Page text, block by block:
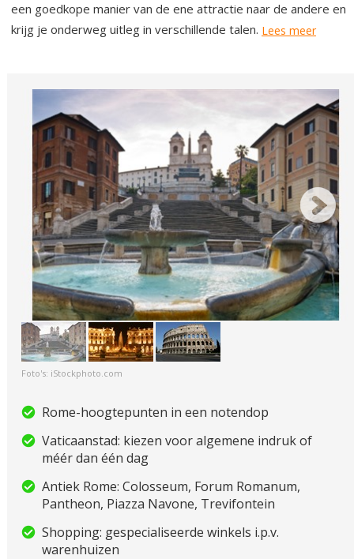
een goedkope manier van de ene attractie naar de andere en
krijg je onderweg uitleg in verschillende talen. Lees meer
Foto's: iStockphoto.com
Rome-hoogtepunten in een notendop
Vaticaanstad: kiezen voor algemene indruk of
méér dan één dag
Antiek Rome: Colosseum, Forum Romanum,
Pantheon, Piazza Navone, Trevifontein
Shopping: gespecialiseerde winkels i.p.v.
warenhuizen